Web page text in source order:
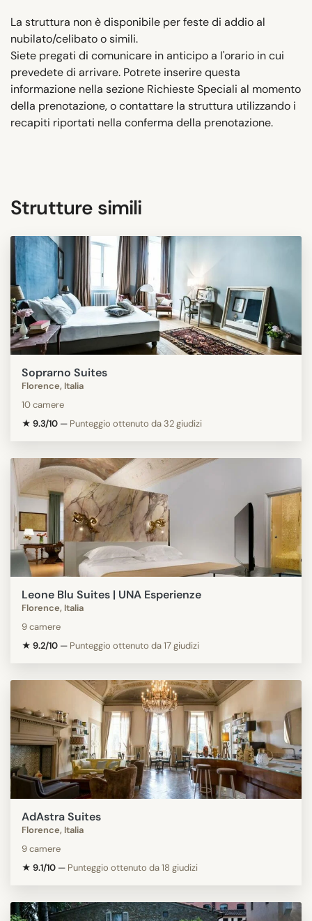
La struttura non è disponibile per feste di addio al
nubilato/celibato o simili.
Siete pregati di comunicare in anticipo a l'orario in cui
prevedete di arrivare. Potrete inserire questa
informazione nella sezione Richieste Speciali al momento
della prenotazione, o contattare la struttura utilizzando i
recapiti riportati nella conferma della prenotazione.
Strutture simili
Soprarno Suites
Florence, Italia
10 camere
★ 9.3/10 — Punteggio ottenuto da 32 giudizi
Leone Blu Suites | UNA Esperienze
Florence, Italia
9 camere
★ 9.2/10 — Punteggio ottenuto da 17 giudizi
AdAstra Suites
Florence, Italia
9 camere
★ 9.1/10 — Punteggio ottenuto da 18 giudizi